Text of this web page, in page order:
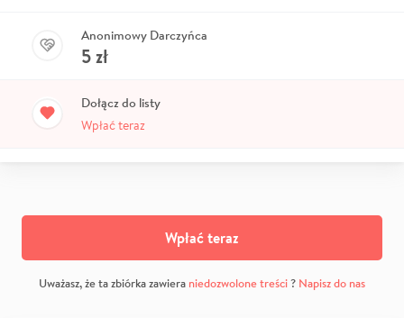
Anonimowy Darczyńca
5zł
Dołącz do listy
Wpłać teraz
Wpłać teraz
Uważasz, że ta zbiórka zawiera niedozwolone treści? Napisz do nas